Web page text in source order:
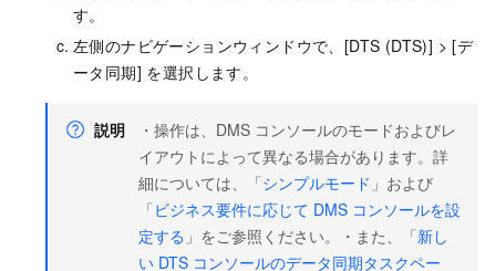
す。
左側のナビゲーションウィンドウで、[DTS (DTS)] > [デ
ータ同期] を選択します。
説明
・操作は、DMS コンソールのモードおよびレ
イアウトによって異なる場合があります。詳
細については、「シンプルモード 」および
「ビジネス要件に応じて DMS コンソールを設
定する 」をご参照ください。・また、「新し
い DTS コンソールのデータ同期タスクペー